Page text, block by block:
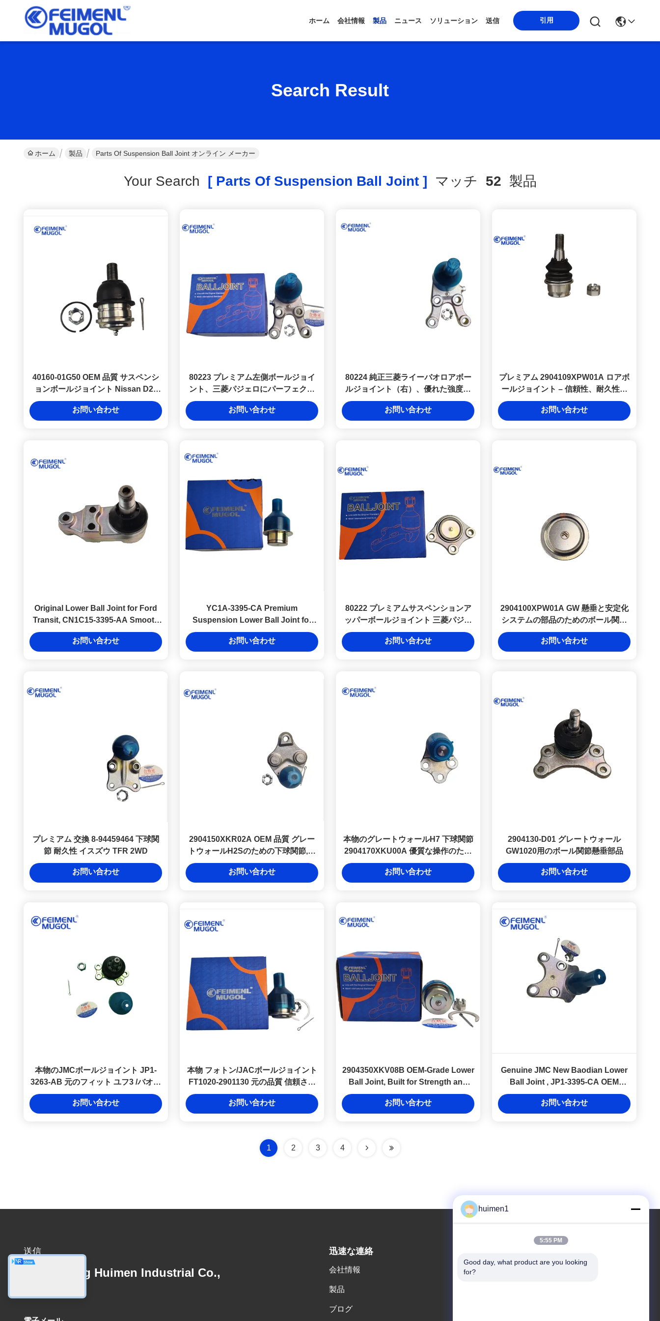
ホーム 会社情報 製品 ニュース ソリューション 送信 引用
Search Result
ホーム 製品 Parts Of Suspension Ball Joint オンライン メーカー
Your Search [ Parts Of Suspension Ball Joint ] マッチ 52 製品
40160-01G50 OEM 品質 サスペンシ
ョンボールジョイント Nissan D22
(2WD) のスムーズ&信頼性の高いステ
アリング
お問い合わせ
80223 プレミアム左側ボールジョイ
ント、三菱パジェロにパーフェクト
フィット
お問い合わせ
80224 純正三菱ライーバオロアボー
ルジョイント（右）、優れた強度と
適合性
お問い合わせ
プレミアム 2904109XPW01A ロアボ
ールジョイント – 信頼性、耐久性、
精密製造でGreat Wall Poerに最適
お問い合わせ
Original Lower Ball Joint for Ford
Transit, CN1C15-3395-AA Smooth
Drive & Enhanced Stability
お問い合わせ
YC1A-3395-CA Premium
Suspension Lower Ball Joint for
Ford V348, Durable & Reliable
お問い合わせ
80222 プレミアムサスペンションア
ッパーボールジョイント 三菱パジェ
ロ/リーバオ用、長寿命と精密な制御
のために設計
お問い合わせ
2904100XPW01A GW 懸垂と安定化
システムの部品のためのボール関節
懸垂部品
お問い合わせ
プレミアム 交換 8-94459464 下球関
節 耐久性 イスズウ TFR 2WD
お問い合わせ
2904150XKR02A OEM 品質 グレー
トウォールH2Sのための下球関節,長
持ちする性能
お問い合わせ
本物のグレートウォールH7 下球関節
2904170XKU00A 優質な操作のため
のOEM品質
お問い合わせ
2904130-D01 グレートウォール
GW1020用のボール関節懸垂部品
お問い合わせ
本物のJMCボールジョイント JP1-
3263-AB 元のフィット ユフ3 /バオデ
ィアンの信頼される代替品
お問い合わせ
本物 フォトン/JACボールジョイント
FT1020-2901130 元の品質 信頼され
る交換
お問い合わせ
2904350XKV08B OEM-Grade Lower
Ball Joint, Built for Strength and
Durability in Haval H9
お問い合わせ
Genuine JMC New Baodian Lower
Ball Joint , JP1-3395-CA OEM
Quality
お問い合わせ
1 2 3 4
送信
Guangdong Huimen Industrial Co.,
迅速な連絡
会社情報
製品
ブログ
住所
huimen1
5:55 PM
Good day, what product are you looking
for?